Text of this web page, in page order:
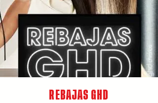
REBAJAS GHD